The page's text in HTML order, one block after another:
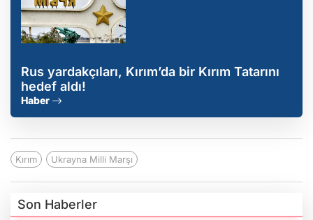
Rus yardakçıları, Kırım’da bir Kırım Tatarını
hedef aldı!
Haber
Kırım Ukrayna Milli Marşı
Son Haberler